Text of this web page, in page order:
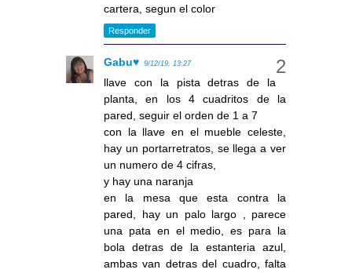
cartera, segun el color
Responder
Gabu♥ 9/12/19, 13:27
llave con la pista detras de la
planta, en los 4 cuadritos de la
pared, seguir el orden de 1 a 7
con la llave en el mueble celeste,
hay un portarretratos, se llega a ver
un numero de 4 cifras,
y hay una naranja
en la mesa que esta contra la
pared, hay un palo largo , parece
una pata en el medio, es para la
bola detras de la estanteria azul,
ambas van detras del cuadro, falta